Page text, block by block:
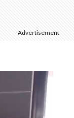
Advertisement